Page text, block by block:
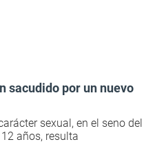
sacudido por un nuevo
sexual, en el seno del
años, resulta